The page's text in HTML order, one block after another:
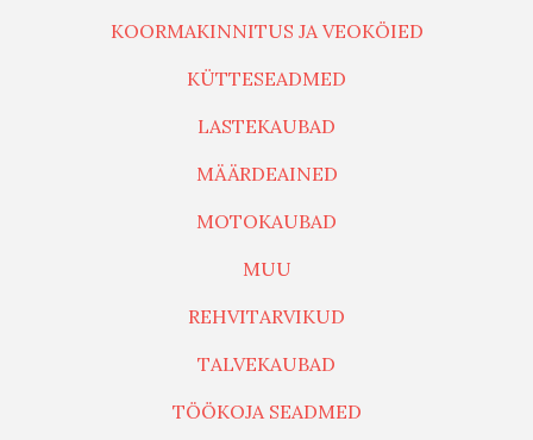
KOORMAKINNITUS JA VEOKÖIED
KÜTTESEADMED
LASTEKAUBAD
MÄÄRDEAINED
MOTOKAUBAD
MUU
REHVITARVIKUD
TALVEKAUBAD
TÖÖKOJA SEADMED